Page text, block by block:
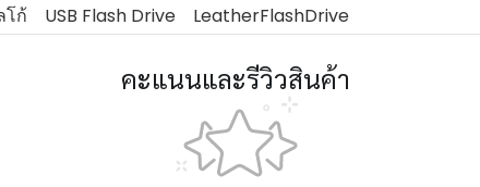
โก้ USB Flash Drive LeatherFlashDrive
คะแนนและรีวิวสินค้า